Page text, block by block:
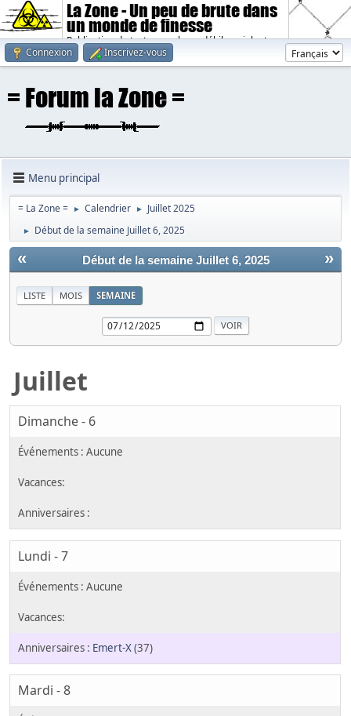
La Zone - Un peu de brute dans
un monde de finesse
Publication de textes sombres, débiles, violents.
Connexion
Inscrivez-vous
Menu principal
= La Zone = ► Calendrier ► Juillet 2025
► Début de la semaine Juillet 6, 2025
« »
Début de la semaine Juillet 6, 2025
LISTE MOIS SEMAINE
Juillet
Dimanche - 6
Lundi - 7
Emert-X(37)
Mardi - 8